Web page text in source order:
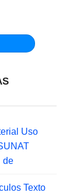
Uso
de
Texto